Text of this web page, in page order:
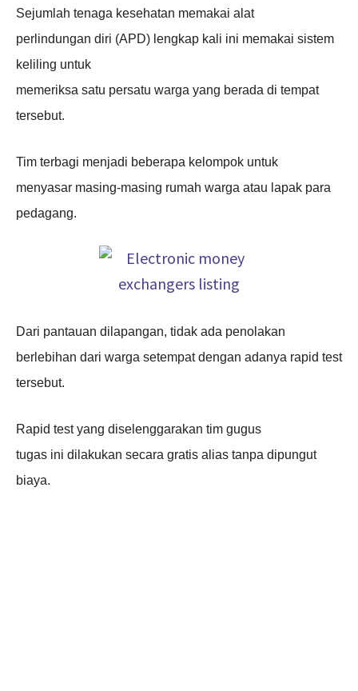
Sejumlah tenaga kesehatan memakai alat
perlindungan diri (APD) lengkap kali ini memakai sistem
keliling untuk
memeriksa satu persatu warga yang berada di tempat
tersebut.
Tim terbagi menjadi beberapa kelompok untuk
menyasar masing-masing rumah warga atau lapak para
pedagang.
Dari pantauan dilapangan, tidak ada penolakan
berlebihan dari warga setempat dengan adanya rapid test
tersebut.
Rapid test yang diselenggarakan tim gugus
tugas ini dilakukan secara gratis alias tanpa dipungut
biaya.